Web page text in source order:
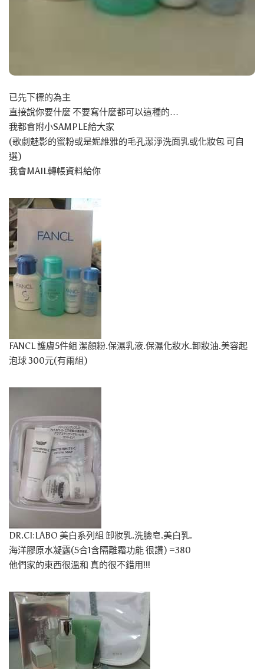
已先下標的為主
直接說你要什麼 不要寫什麼都可以這種的…
我都會附小SAMPLE給大家
(歌劇魅影的蜜粉或是妮維雅的毛孔潔淨洗面乳或化妝包 可自
選)
我會MAIL轉帳資料給你
FANCL 護膚5件組 潔顏粉.保濕乳液.保濕化妝水.卸妝油.美容起
泡球 300元(有兩組)
DR.CI:LABO 美白系列組 卸妝乳.洗臉皂.美白乳.
海洋膠原水凝露(5合1含隔離霜功能 很讚) =380
他們家的東西很溫和 真的很不錯用!!!